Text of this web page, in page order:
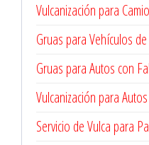
Vulcanización para
Gruas para Vehículos
Gruas para Autos con
Vulcanización para
Servicio de Vulca para